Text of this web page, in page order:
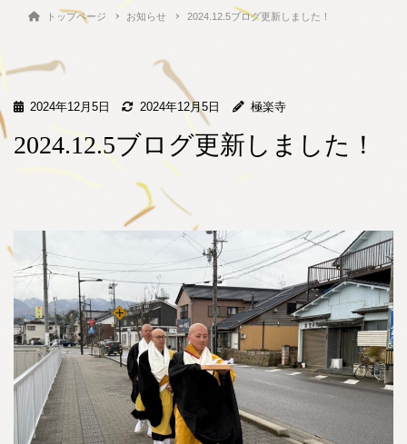
トップページ お知らせ 2024.12.5ブログ更新しました！
2024年12月5日 2024年12月5日 極楽寺
2024.12.5ブログ更新しました！